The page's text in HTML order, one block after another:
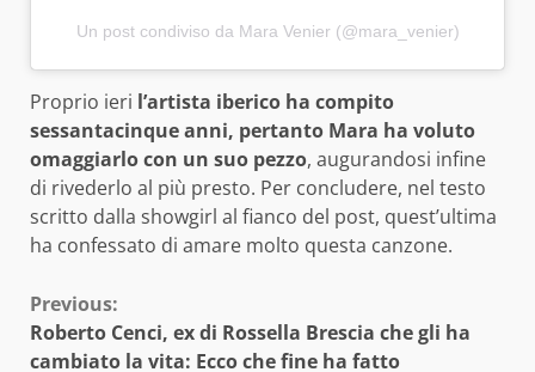
Un post condiviso da Mara Venier (@mara_venier)
Proprio ieri l’artista iberico ha compito
sessantacinque anni, pertanto Mara ha voluto
omaggiarlo con un suo pezzo, augurandosi infine
di rivederlo al più presto. Per concludere, nel testo
scritto dalla showgirl al fianco del post, quest’ultima
ha confessato di amare molto questa canzone.
Continue
Reading
Previous:
Roberto Cenci, ex di Rossella Brescia che gli ha
cambiato la vita: Ecco che fine ha fatto